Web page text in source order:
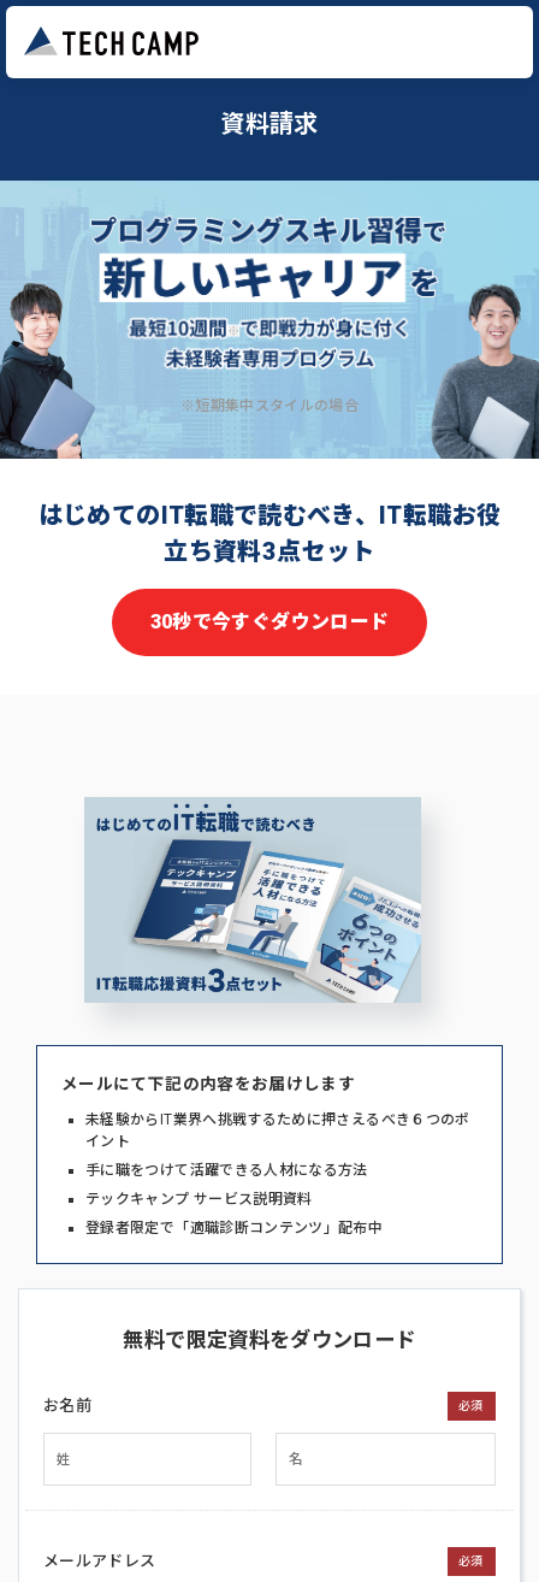
資料請求
※短期集中スタイルの場合
はじめてのIT転職で読むべき、IT転職お役
立ち資料3点セット
30秒で今すぐダウンロード
メールにて下記の内容をお届けします
未経験からIT業界へ挑戦するために押さえるべき６つのポ
イント
手に職をつけて活躍できる人材になる方法
テックキャンプ サービス説明資料
登録者限定で「適職診断コンテンツ」配布中
無料で限定資料をダウンロード
お名前 必須
メールアドレス 必須